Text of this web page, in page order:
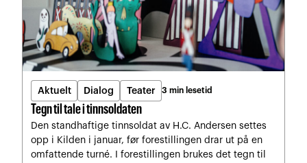
Aktuelt Dialog Teater 3 min lesetid
Tegn til tale i tinnsoldaten
Den standhaftige tinnsoldat av H.C. Andersen settes
opp i Kilden i januar, før forestillingen drar ut på en
omfattende turné. I forestillingen brukes det tegn til